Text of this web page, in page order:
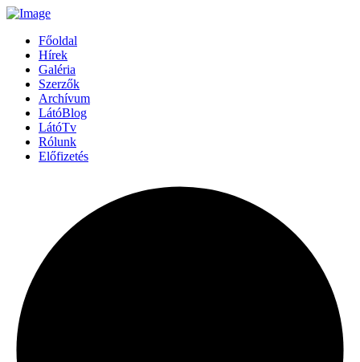
Főoldal
Hírek
Galéria
Szerzők
Archívum
LátóBlog
LátóTv
Rólunk
Előfizetés